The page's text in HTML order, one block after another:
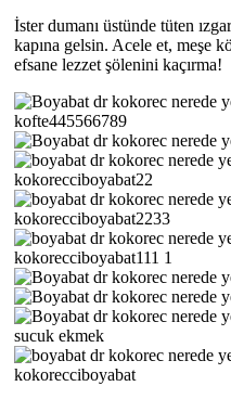
İster dumanı üstünde tüten
kapına gelsin. Acele et, meşe
efsane lezzet şölenini kaçırma!